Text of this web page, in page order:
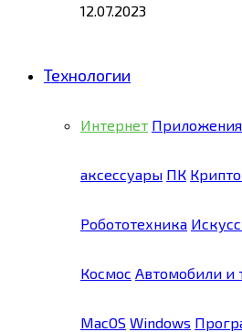
12.07.2023
Технологии
Интернет
аксессуары ПК
Робототехника
Космос Автомобили и
MacOS Windows